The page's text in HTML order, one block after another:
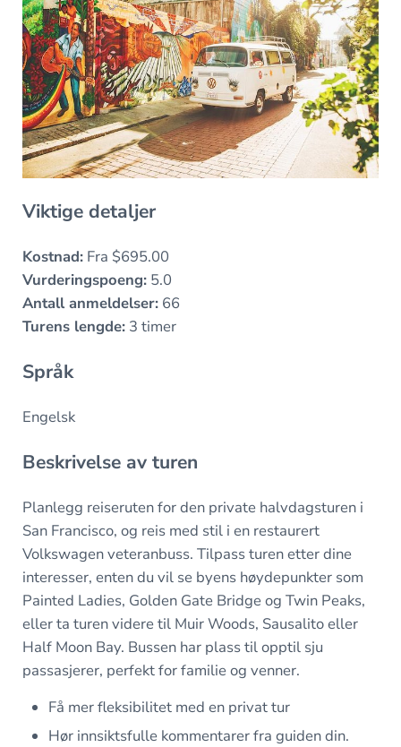
Viktige detaljer
Kostnad:Fra $695.00
Vurderingspoeng:5.0
Antall anmeldelser:66
Turens lengde:3 timer
Språk
Engelsk
Beskrivelse av turen
Planlegg reiseruten for den private halvdagsturen i
San Francisco, og reis med stil i en restaurert
Volkswagen veteranbuss. Tilpass turen etter dine
interesser, enten du vil se byens høydepunkter som
Painted Ladies, Golden Gate Bridge og Twin Peaks,
eller ta turen videre til Muir Woods, Sausalito eller
Half Moon Bay. Bussen har plass til opptil sju
passasjerer, perfekt for familie og venner.
Få mer fleksibilitet med en privat tur
Hør innsiktsfulle kommentarer fra guiden din.